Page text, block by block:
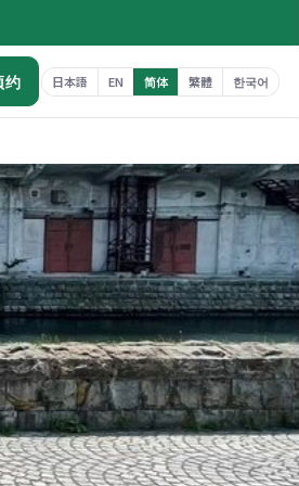
约 日本語 EN 简体 繁體 한국어